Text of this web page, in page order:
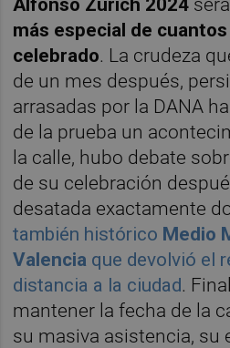
más especial de
celebrado. La crudeza
de un mes después,
arrasadas por la DANA
de la prueba un
la calle, hubo debate
de su celebración
desatada exactamente
también histórico Medio
Valencia que devolvió el
distancia a la ciudad.
mantener la fecha de la
su masiva asistencia, su